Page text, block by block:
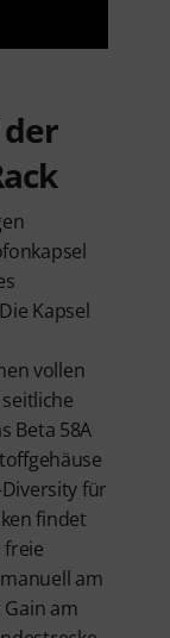
der
Kapsel
vollen
Beta 58A
für
findet
freie
am
am